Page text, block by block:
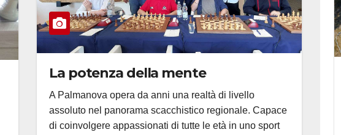
La potenza della mente
A Palmanova opera da anni una realtà di livello
assoluto nel panorama scacchistico regionale. Capace
di coinvolgere appassionati di tutte le età in uno sport